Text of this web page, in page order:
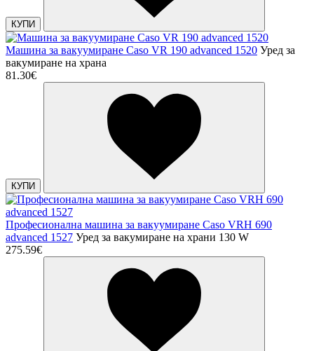
КУПИ
Машина за вакуумиране Caso VR 190 advanced 1520 Уред за
вакумиране на храна
81.30€
КУПИ
Професионална машина за вакуумиране Caso VRH 690
advanced 1527 Уред за вакумиране на храни 130 W
275.59€